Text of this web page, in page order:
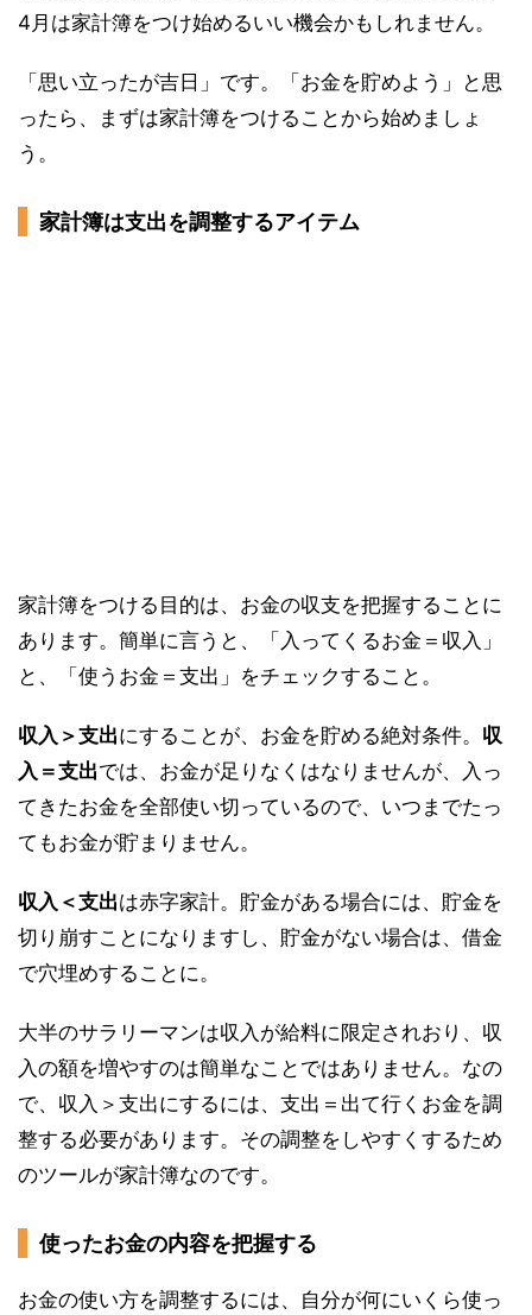
4月は家計簿をつけ始めるいい機会かもしれません。
「思い立ったが吉日」です。「お金を貯めよう」と思
ったら、まずは家計簿をつけることから始めましょ
う。
家計簿は支出を調整するアイテム
家計簿をつける目的は、お金の収支を把握することに
あります。簡単に言うと、「入ってくるお金＝収入」
と、「使うお金＝支出」をチェックすること。
収入＞支出にすることが、お金を貯める絶対条件。 収
入＝支出では、お金が足りなくはなりませんが、入っ
てきたお金を全部使い切っているので、いつまでたっ
てもお金が貯まりません。
収入＜支出は赤字家計。貯金がある場合には、貯金を
切り崩すことになりますし、貯金がない場合は、借金
で穴埋めすることに。
大半のサラリーマンは収入が給料に限定されおり、収
入の額を増やすのは簡単なことではありません。なの
で、収入＞支出にするには、支出＝出て行くお金を調
整する必要があります。その調整をしやすくするため
のツールが家計簿なのです。
使ったお金の内容を把握する
お金の使い方を調整するには、自分が何にいくら使っ